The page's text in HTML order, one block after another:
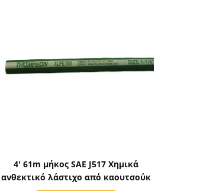
4' 61m μήκος SAE J517 Χημικά
ανθεκτικό λάστιχο από καουτσούκ